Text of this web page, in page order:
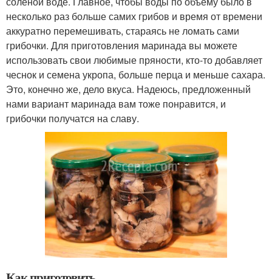
несколько раз больше самих грибов и время от времени
аккуратно перемешивать, стараясь не ломать сами
грибочки. Для приготовления маринада вы можете
использовать свои любимые пряности, кто-то добавляет
чеснок и семена укропа, больше перца и меньше сахара.
Это, конечно же, дело вкуса. Надеюсь, предложенный
нами вариант маринада вам тоже понравится, и
грибочки получатся на славу.